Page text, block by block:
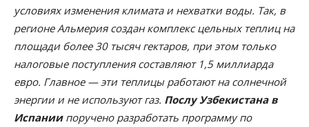
условиях изменения климата и нехватки воды. Так, в
регионе Альмерия создан комплекс цельных теплиц на
площади более 30 тысяч гектаров, при этом только
налоговые поступления составляют 1,5 миллиарда
евро. Главное — эти теплицы работают на солнечной
энергии и не используют газ. Послу Узбекистана в
Испаниипоручено разработать программу по